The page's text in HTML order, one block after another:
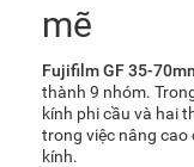
mẽ
Fujifilm GF 35-
thành 9 nhóm.
kính phi cầu và hai
trong việc nâng
kính.